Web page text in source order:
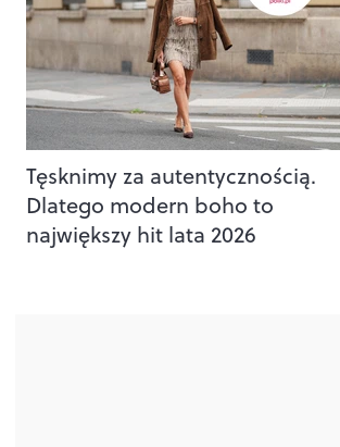
Tęsknimy za autentycznością.
Dlatego modern boho to
największy hit lata 2026